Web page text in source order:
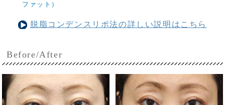
ファット）
脱脂コンデンスリポ法の詳しい説明はこちら
Before/After